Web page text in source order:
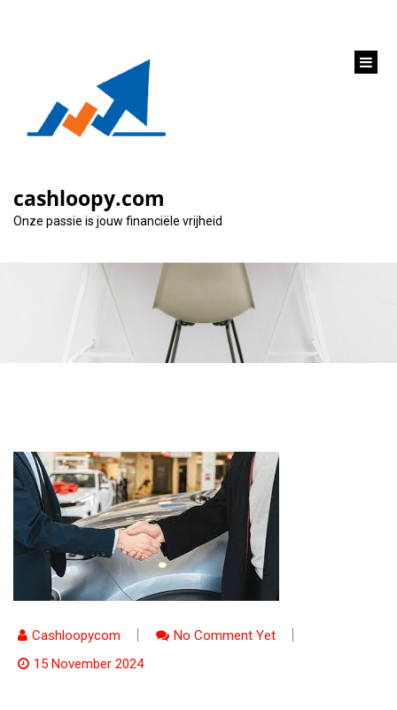
cashloopy.com
Onze passie is jouw financiële vrijheid
Alles wat je moet
weten over een auto
onderpand lening
Cashloopycom
No Comment Yet
15 November 2024